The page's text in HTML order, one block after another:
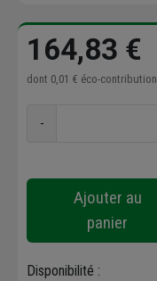
164,83 €
dont 0,01 € éco-contribution
-
Ajouter au
panier
Disponibilité :